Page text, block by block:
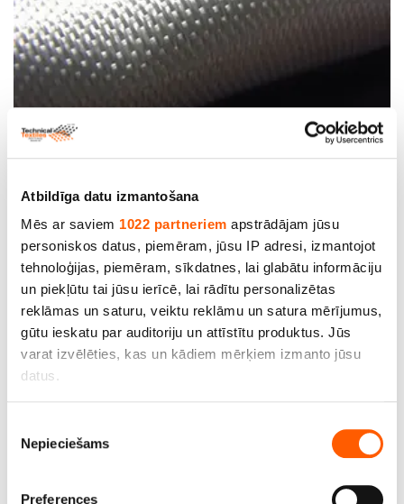
Atbildīga datu izmantošana
Mēs ar saviem 1022 partneriem apstrādājam jūsu
personiskos datus, piemēram, jūsu IP adresi, izmantojot
tehnoloģijas, piemēram, sīkdatnes, lai glabātu informāciju
un piekļūtu tai jūsu ierīcē, lai rādītu personalizētas
reklāmas un saturu, veiktu reklāmu un satura mērījumus,
gūtu ieskatu par auditoriju un attīstītu produktus. Jūs
varat izvēlēties, kas un kādiem mērķiem izmanto jūsu
datus.
apkopot informāciju par jūsu ģeogrāfisko
izvēle
Nepieciešams
Preferences
Keramiskās šķiedras audumi